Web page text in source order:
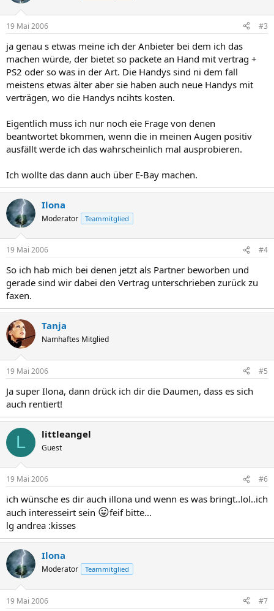
19 Mai 2006 #3
ja genau s etwas meine ich der Anbieter bei dem ich das
machen würde, der bietet so packete an Hand mit vertrag +
PS2 oder so was in der Art. Die Handys sind ni dem fall
meistens etwas älter aber sie haben auch neue Handys mit
verträgen, wo die Handys ncihts kosten.
Eigentlich muss ich nur noch eie Frage von denen
beantwortet bkommen, wenn die in meinen Augen positiv
ausfällt werde ich das wahrscheinlich mal ausprobieren.
Ich wollte das dann auch über E-Bay machen.
Ilona
Moderator Teammitglied
19 Mai 2006 #4
So ich hab mich bei denen jetzt als Partner beworben und
gerade sind wir dabei den Vertrag unterschrieben zurück zu
faxen.
Tanja
Namhaftes Mitglied
19 Mai 2006 #5
Ja super Ilona, dann drück ich dir die Daumen, dass es sich
auch rentiert!
L littleangel
Guest
19 Mai 2006 #6
ich wünsche es dir auch illona und wenn es was bringt..lol..ich
auch interesseirt sein 😛feif bitte...
lg andrea :kisses
Ilona
Moderator Teammitglied
19 Mai 2006 #7